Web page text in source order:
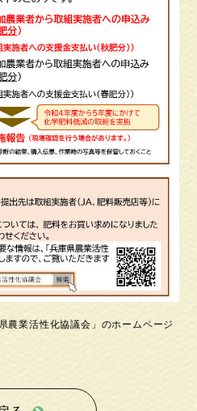
農業活性化協議会」のホームページ